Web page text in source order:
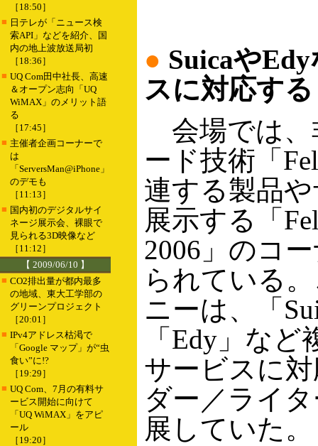
［18:50］
■ 日テレが「ニュース検
索API」などを紹介、国
内の地上波放送局初
［18:36］
■ UQ Com田中社長、高速
＆オープン志向「UQ
WiMAX」のメリット語
る
［17:45］
■ 主催者企画コーナーで
は
「ServersMan@iPhone」
のデモも
［11:13］
■ 国内初のデジタルサイ
ネージ展示会、裸眼で
見られる3D映像など
［11:12］
【 2009/06/10 】
■ CO2排出量が都内最多
の地域、東大工学部の
グリーンプロジェクト
［20:01］
■ IPv4アドレス枯渇で
「Google マップ」が“虫
食い”に!?
［19:29］
■ UQ Com、7月の有料サ
ービス開始に向けて
「UQ WiMAX」をアピ
ール
［19:20］
● Suicaや
スに対応す
会場では、
ード技術「
連する製品
展示する「
2006」のコ
られている
ニーは、「
「Edy」など
サービスに
ダー／ライ
展していた。